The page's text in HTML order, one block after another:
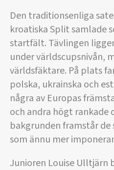
Den traditionsenliga
kroatiska Split samlade
startfält. Tävlingen
under världscupsnivån,
världsfäktare. På plats
polska, ukrainska och
några av Europas
och andra högt rankade
bakgrunden framstår de
som ännu mer
Junioren Louise Ulltjärn